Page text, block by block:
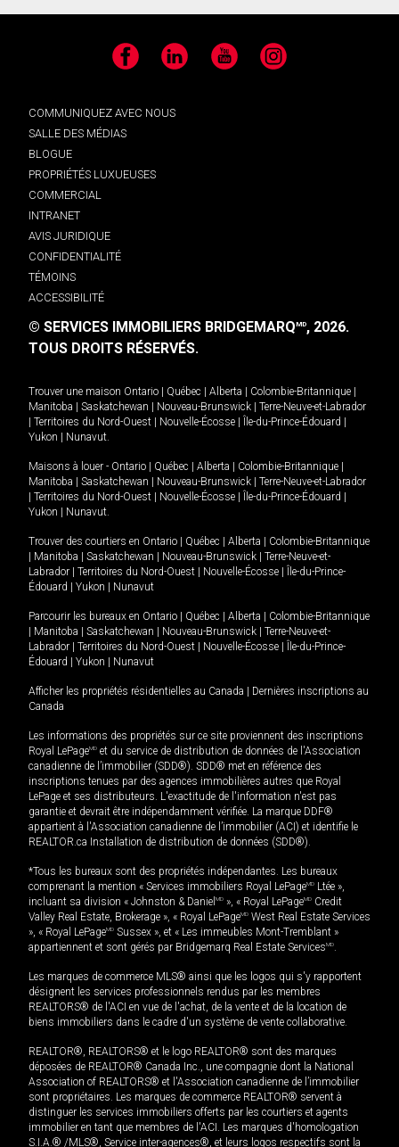
Facebook LinkedIn YouTube Instagram
COMMUNIQUEZ AVEC NOUS
SALLE DES MÉDIAS
BLOGUE
PROPRIÉTÉS LUXUEUSES
COMMERCIAL
INTRANET
AVIS JURIDIQUE
CONFIDENTIALITÉ
TÉMOINS
ACCESSIBILITÉ
© SERVICES IMMOBILIERS BRIDGEMARQMD, 2026.
TOUS DROITS RÉSERVÉS.
Trouver une maison Ontario Québec Alberta Colombie-Britannique
Manitoba
Saskatchewan Nouveau-Brunswick
Terre-Neuve-et-Labrador
Territoires du Nord-Ouest Nouvelle-Écosse Île-du-Prince-Édouard
Yukon
Nunavut.
Maisons à louer - Ontario Québec Alberta Colombie-Britannique
Manitoba
Saskatchewan Nouveau-Brunswick
Terre-Neuve-et-Labrador
Territoires du Nord-Ouest Nouvelle-Écosse Île-du-Prince-Édouard
Yukon
Nunavut.
Trouver des courtiers en Ontario Québec Alberta
Colombie-Britannique
Manitoba Saskatchewan Nouveau-Brunswick
Terre-Neuve-et-
Labrador
Territoires du Nord-Ouest Nouvelle-Écosse
Île-du-Prince-
Édouard
Yukon Nunavut
Parcourir les bureaux en Ontario Québec Alberta
Colombie-Britannique
Manitoba Saskatchewan Nouveau-Brunswick
Terre-Neuve-et-
Labrador
Territoires du Nord-Ouest Nouvelle-Écosse
Île-du-Prince-
Édouard
Yukon Nunavut
Afficher les propriétés résidentielles au Canada
Dernières inscriptions au
Canada
Les informations des propriétés sur ce site proviennent des inscriptions
Royal LePageMD et du service de distribution de données de l'Association
canadienne de l’immobilier (SDD®). SDD® met en référence des
inscriptions tenues par des agences immobilières autres que Royal
LePage et ses distributeurs. L'exactitude de l'information n'est pas
garantie et devrait être indépendamment vérifiée. La marque DDF®
appartient à l'Association canadienne de l’immobilier (ACI) et identifie le
REALTOR.ca Installation de distribution de données (SDD®).
*Tous les bureaux sont des propriétés indépendantes. Les bureaux
comprenant la mention « Services immobiliers Royal LePageMD Ltée »,
incluant sa division « Johnston & Daniel MD », « Royal LePageMD Credit
Valley Real Estate, Brokerage », « Royal LePageMD West Real Estate Services
», « Royal LePageMD Sussex », et « Les immeubles Mont-Tremblant »
appartiennent et sont gérés par Bridgemarq Real Estate ServicesMD.
Les marques de commerce MLS® ainsi que les logos qui s'y rapportent
désignent les services professionnels rendus par les membres
REALTORS® de l'ACI en vue de l'achat, de la vente et de la location de
biens immobiliers dans le cadre d'un système de vente collaborative.
REALTOR®, REALTORS® et le logo REALTOR® sont des marques
déposées de REALTOR® Canada Inc., une compagnie dont la National
Association of REALTORS® et l'Association canadienne de l’immobilier
sont propriétaires. Les marques de commerce REALTOR® servent à
distinguer les services immobiliers offerts par les courtiers et agents
immobilier en tant que membres de l'ACI. Les marques d'homologation
S.I.A.® /MLS®, Service inter-agences®, et leurs logos respectifs sont la